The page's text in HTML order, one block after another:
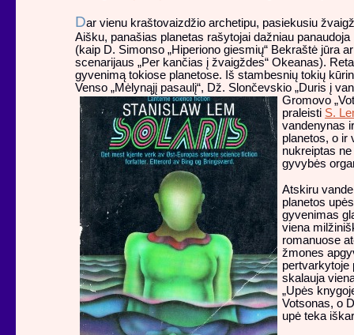
Dar vienu kraštovaizdžio archetipu, pasiekusiu
Aišku, panašias planetas rašytojai dažniau
(kaip D. Simonso „Hiperiono giesmių“ Bekraštė jūra
scenarijaus „Per kančias į žvaigždes“ Okeanas).
gyvenimą tokiose planetose. Iš stambesnių tokių
Venso „Mėlynąjį pasaulį“, Dž. Slončevskio „Duris į
Gromovo
praleisti S.
vandenynas
planetos, o ir
nukreiptas
gyvybės
Atskiru
planetos
gyvenimas
viena
romanuose
žmones
pertvarkytoje
skalauja
„Upės
Votsonas, o
upė teka